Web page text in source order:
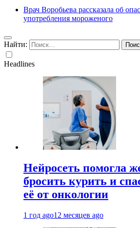
Врач Воробьева рассказала об
употребления мороженого
Найти:
Headlines
Нейросеть помогла
бросить курить и
её от онкологии
1 год ago12 месяцев ago